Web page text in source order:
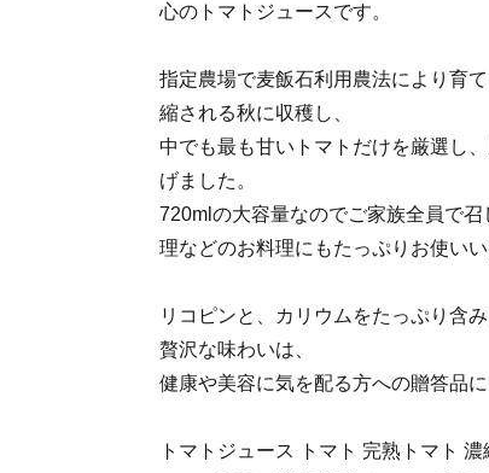
心のトマトジュースです。
指定農場で麦飯石利用農法により育
縮される秋に収穫し、
中でも最も甘いトマトだけを厳選し
げました。
720mlの大容量なのでご家族全員で
理などのお料理にもたっぷりお使いい
リコピンと、カリウムをたっぷり含
贅沢な味わいは、
健康や美容に気を配る方への贈答品
トマトジュース トマト 完熟トマト